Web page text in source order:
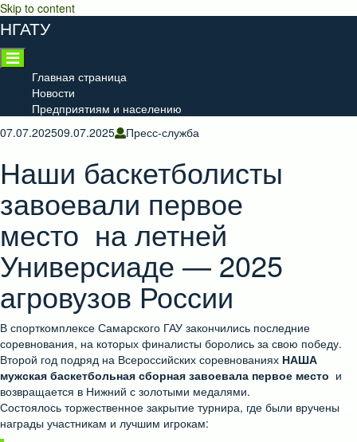
Skip to content
НГАТУ
Главная страница
Новости
Предприятиям и населению
07.07.202509.07.2025 Пресс-служба
Наши баскетболисты
завоевали первое
место на летней
Универсиаде — 2025
агровузов России
В спорткомплексе Самарского ГАУ закончились последние
соревнования, на которых финалисты боролись за свою победу.
Второй год подряд на Всероссийских соревнованиях НАША
мужская баскетбольная сборная завоевала первое место и
возвращается в Нижний с золотыми медалями.
Состоялось торжественное закрытие турнира, где были вручены
награды участникам и лучшим игрокам: